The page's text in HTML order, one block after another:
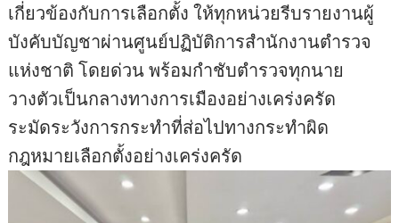
เกี่ยวข้องกับการเลือกตั้ง ให้ทุกหน่วยรีบรายงานผู้
บังคับบัญชาผ่านศูนย์ปฏิบัติการสำนักงานตำรวจ
แห่งชาติ โดยด่วน พร้อมกำชับตำรวจทุกนาย
วางตัวเป็นกลางทางการเมืองอย่างเคร่งครัด
ระมัดระวังการกระทำที่ส่อไปทางกระทำผิด
กฎหมายเลือกตั้งอย่างเคร่งครัด